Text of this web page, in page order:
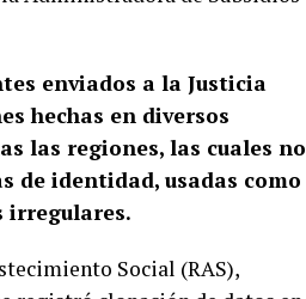
enviados a la Justicia
hechas en diversos
las regiones, las cuales no
de identidad, usadas como
irregulares.
Social (RAS),